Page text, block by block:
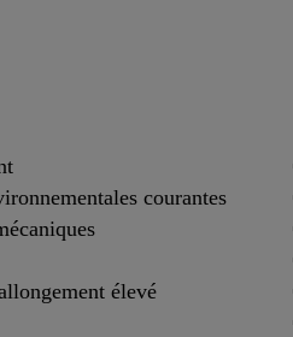
courantes
élevé